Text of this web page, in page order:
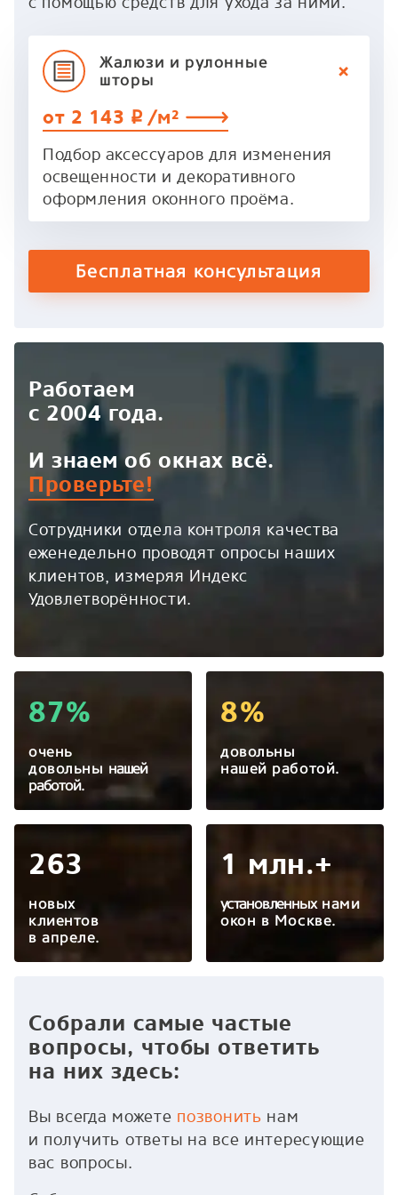
Жалюзи и рулонные
шторы
от 2 143 p /м²
Подбор аксессуаров для изменения
освещенности и декоративного
оформления оконного проёма.
Бесплатная консультация
Работаем
с 2004 года.
И знаем об окнах всё.
Проверьте!
Сотрудники отдела контроля качества
еженедельно проводят опросы наших
клиентов, измеряя Индекс
Удовлетворённости.
1 млн.+
установленныхнами
окон в Москве.
263
новых
клиентов
в апреле.
87%
очень
довольны нашей
работой.
8%
довольны
нашей работой.
Собрали самые частые
вопросы, чтобы ответить
на них здесь:
Вы всегда можете позвонить нам
и получить ответы на все интересующие
вас вопросы.